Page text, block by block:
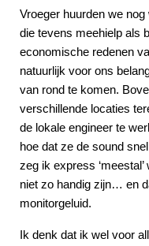
Vroeger huurden we
die tevens meehielp als
economische redenen
natuurlijk voor ons
van rond te komen.
verschillende locaties
de lokale engineer te
hoe dat ze de sound
zeg ik express
niet zo handig zijn… en
monitorgeluid.
Ik denk dat ik wel voor